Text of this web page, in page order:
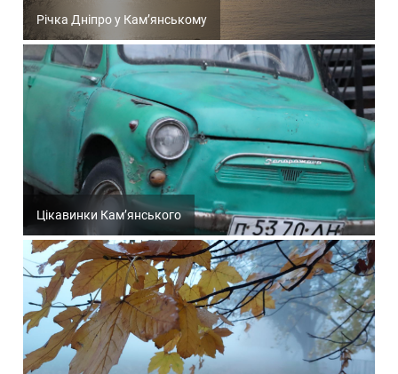
Річка Дніпро у Кам’янському
Цікавинки Кам’янського